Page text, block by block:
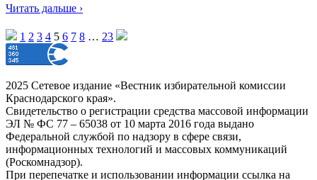
Читать дальше ›
1 2 3 4 5 6 7 8 … 23
2025 Сетевое издание «Вестник избирательной комиссии
Краснодарского края».
Свидетельство о регистрации средства массовой информации
ЭЛ № ФС 77 – 65038 от 10 марта 2016 года выдано
Федеральной службой по надзору в сфере связи,
информационных технологий и массовых коммуникаций
(Роскомнадзор).
При перепечатке и использовании информации ссылка на